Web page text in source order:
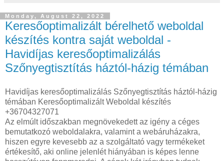
Monday, August 22, 2022
Keresőoptimalizált bérelhető weboldal
készítés kontra saját weboldal -
Havidíjas keresőoptimalizálás
Szőnyegtisztítás háztól-házig témában
Havidíjas keresőoptimalizálás Szőnyegtisztítás háztól-házig
témában Keresőoptimalizált Weboldal készítés
+36704327071
Az elmúlt időszakban megnövekedett az igény a céges
bemutatkozó weboldalakra, valamint a webáruházakra,
hiszen egyre kevesebb az a szolgáltató vagy termékeket
értékesítő, aki online jelenlét hiányában is képes lenne